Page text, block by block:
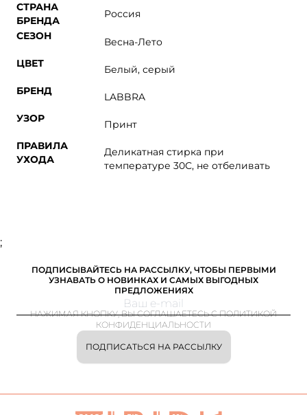
СТРАНА
БРЕНДА
Россия
СЕЗОН
Весна-Лето
ЦВЕТ
Белый, серый
БРЕНД
LABBRA
УЗОР
Принт
ПРАВИЛА
УХОДА
Деликатная стирка при
температуре 30С, не отбеливать
;
ПОДПИСЫВАЙТЕСЬ НА РАССЫЛКУ, ЧТОБЫ ПЕРВЫМИ
УЗНАВАТЬ О НОВИНКАХ И САМЫХ ВЫГОДНЫХ
ПРЕДЛОЖЕНИЯХ
ПОДПИСАТЬСЯ НА РАССЫЛКУ
НАЖИМАЯ КНОПКУ, ВЫ СОГЛАШАЕТЕСЬ С ПОЛИТИКОЙ
КОНФИДЕНЦИАЛЬНОСТИ